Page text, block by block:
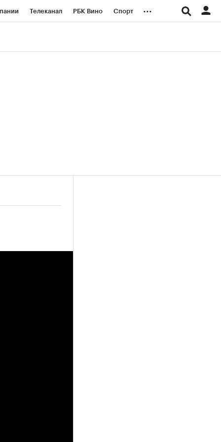
Телеканал РБК Вино Спорт ...